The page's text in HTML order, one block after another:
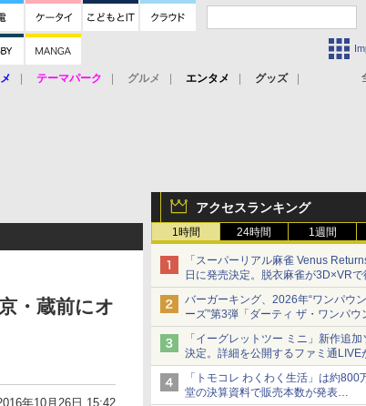
テーマパーク グルメ エンタメ
グッズ
アクセスランキング
1時間 24時間 1週間
「スーパーリアル麻雀 Venus
日に発売決定。脱衣麻雀が3D×VRで
発売から2週間は20%オフになるセ
バーガーキング、2026年“ワンパウ
ーズ”第3弾「ダーティ ザ・ワンパウ
8月7日発売
「特製ガーリックマヨソース」を使
型チーズバーガー
「イーグレットツー ミニ」新作追
決定。詳細を公開するファミ通LIVE
20時から配信
シリーズ累計100タイトルへ
「トモコレ わくわく生活」は約800
堂の決算資料で販売本数が発表
・蔵前にオ
年10月26日 15:42